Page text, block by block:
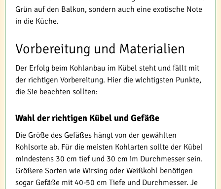
Grün auf den Balkon, sondern auch eine exotische Note
in die Küche.
Vorbereitung und Materialien
Der Erfolg beim Kohlanbau im Kübel steht und fällt mit
der richtigen Vorbereitung. Hier die wichtigsten Punkte,
die Sie beachten sollten:
Wahl der richtigen Kübel und Gefäße
Die Größe des Gefäßes hängt von der gewählten
Kohlsorte ab. Für die meisten Kohlarten sollte der Kübel
mindestens 30 cm tief und 30 cm im Durchmesser sein.
Größere Sorten wie Wirsing oder Weißkohl benötigen
sogar Gefäße mit 40-50 cm Tiefe und Durchmesser. Je